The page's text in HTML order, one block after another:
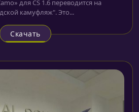
для CS 1.6 переводится на
камуфляж". Это...
Скачать